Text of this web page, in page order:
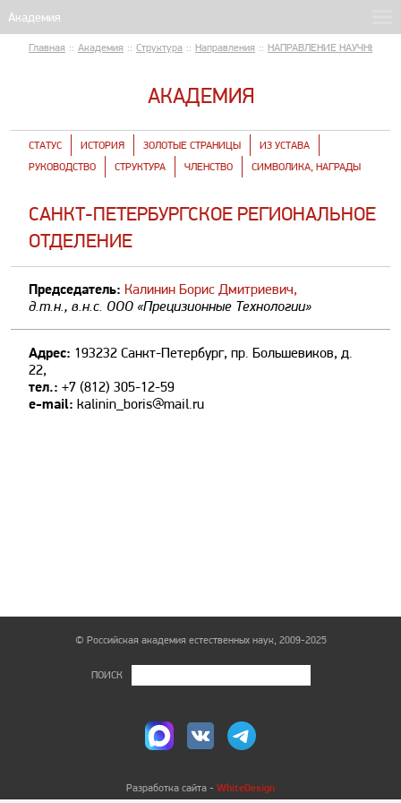
Главная :: Академия :: Структура :: Направления :: НАПРАВЛЕНИЕ НАУЧНЫЕ
АКАДЕМИЯ
СТАТУС ИСТОРИЯ ЗОЛОТЫЕ СТРАНИЦЫ
ИЗ УСТАВА
РУКОВОДСТВО
СТРУКТУРА ЧЛЕНСТВО СИМВОЛИКА, НАГРАДЫ
САНКТ-ПЕТЕРБУРГСКОЕ РЕГИОНАЛЬНОЕ
ОТДЕЛЕНИЕ
Председатель: Калинин Борис Дмитриевич,
д.т.н., в.н.с. ООО «Прецизионные Технологии»
Адрес: 193232 Санкт-Петербург, пр. Большевиков, д.
22,
тел.: +7 (812) 305-12-59
e-mail: kalinin_boris@mail.ru
© Российская академия естественных наук, 2009-2025
ПОИСК
Разработка сайта - WhiteDesign